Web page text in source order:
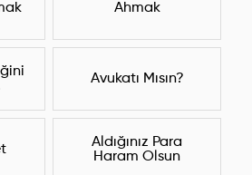
Ahmak
Avukatı Mısın?
Aldığınız Para
Haram Olsun